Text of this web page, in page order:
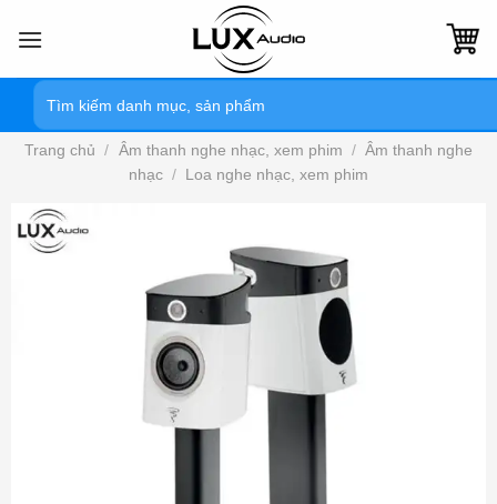
qua
Tìm
kiếm:
Trang chủ / Âm thanh nghe nhạc, xem phim / Âm thanh nghe
nhạc / Loa nghe nhạc, xem phim